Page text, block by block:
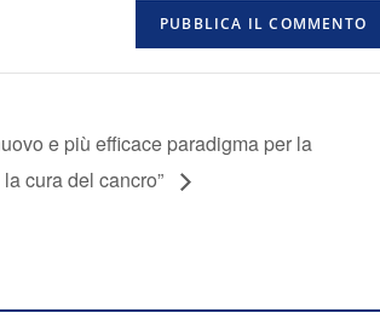
e più efficace paradigma per la
cura del cancro”